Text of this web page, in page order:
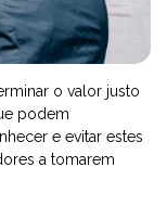
o valor justo
podem
e evitar estes
a tomarem